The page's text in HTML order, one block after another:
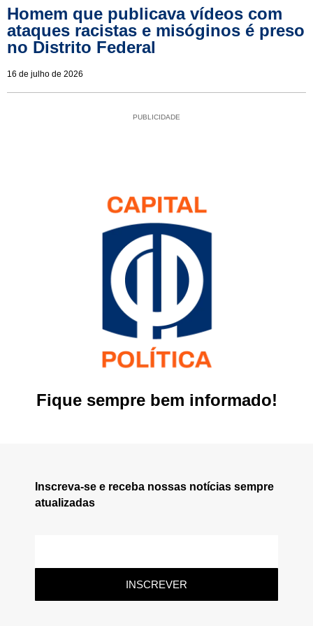
Homem que publicava vídeos com
ataques racistas e misóginos é preso
no Distrito Federal
16 de julho de 2026
PUBLICIDADE
Fique sempre bem informado!
Inscreva-se e receba nossas notícias sempre
atualizadas
INSCREVER